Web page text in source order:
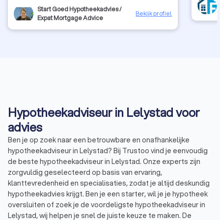
Start Goed Hypotheekadvies /
Expat Mortgage Advice
Bekijk profiel
Hypotheekadviseur in Lelystad voor
advies
Ben je op zoek naar een betrouwbare en onafhankelijke
hypotheekadviseur in Lelystad? Bij Trustoo vind je eenvoudig
de beste hypotheekadviseur in Lelystad. Onze experts zijn
zorgvuldig geselecteerd op basis van ervaring,
klanttevredenheid en specialisaties, zodat je altijd deskundig
hypotheekadvies krijgt. Ben je een starter, wil je je hypotheek
oversluiten of zoek je de voordeligste hypotheekadviseur in
Lelystad, wij helpen je snel de juiste keuze te maken. De